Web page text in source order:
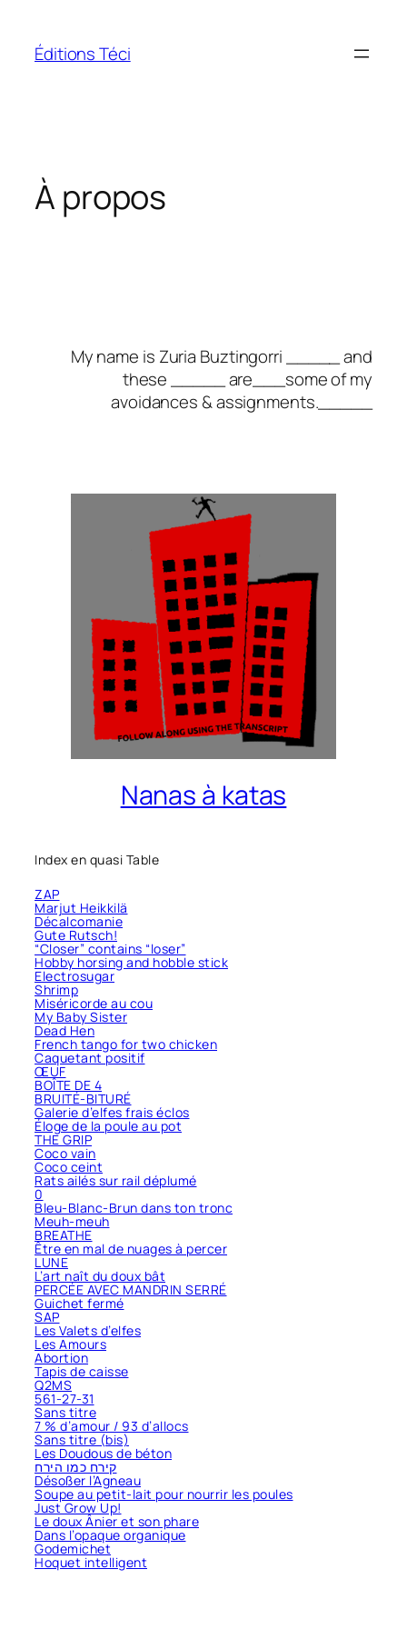
contenu
Éditions Téci
À propos
My name is Zuria Buztingorri _____ and
these _____ are___some of my
avoidances & assignments._____
Nanas à katas
Index en quasi Table
ZAP
Marjut Heikkilä
Décalcomanie
Gute Rutsch!
“Closer” contains “loser”
Hobby horsing and hobble stick
Electrosugar
Shrimp
Miséricorde au cou
My Baby Sister
Dead Hen
French tango for two chicken
Caquetant positif
ŒUF
BOÎTE DE 4
BRUITÉ-BITURÉ
Galerie d’elfes frais éclos
Éloge de la poule au pot
THE GRIP
Coco vain
Coco ceint
Rats ailés sur rail déplumé
0
Bleu-Blanc-Brun dans ton tronc
Meuh-meuh
BREATHE
Être en mal de nuages à percer
LUNE
L’art naît du doux bât
PERCÉE AVEC MANDRIN SERRÉ
Guichet fermé
SAP
Les Valets d’elfes
Les Amours
Abortion
Tapis de caisse
Q2MS
561-27-31
Sans titre
7 % d’amour / 93 d’allocs
Sans titre (bis)
Les Doudous de béton
קירח כמו הירח
Désoßer l’Agneau
Soupe au petit-lait pour nourrir les poules
Just Grow Up!
Le doux Ânier et son phare
Dans l’opaque organique
Godemichet
Hoquet intelligent